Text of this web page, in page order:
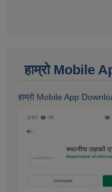
हाम्राे Mobile
हाम्राे Mobile App